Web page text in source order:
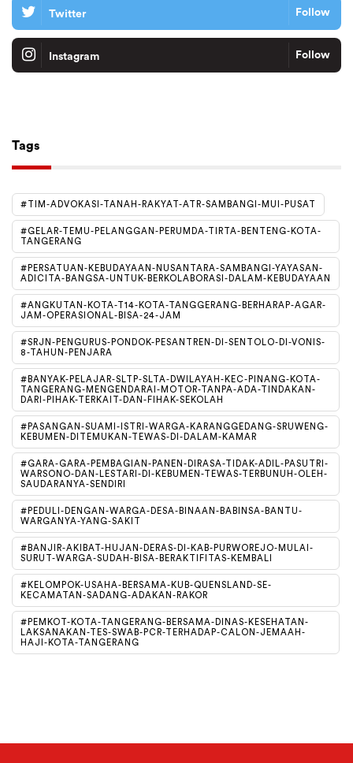
Twitter Follow
Instagram Follow
Tags
#TIM-ADVOKASI-TANAH-RAKYAT-ATR-SAMBANGI-MUI-PUSAT
#GELAR-TEMU-PELANGGAN-PERUMDA-TIRTA-BENTENG-KOTA-
TANGERANG
#PERSATUAN-KEBUDAYAAN-NUSANTARA-SAMBANGI-YAYASAN-
ADICITA-BANGSA-UNTUK-BERKOLABORASI-DALAM-KEBUDAYAAN
#ANGKUTAN-KOTA-T14-KOTA-TANGGERANG-BERHARAP-AGAR-
JAM-OPERASIONAL-BISA-24-JAM
#SRJN-PENGURUS-PONDOK-PESANTREN-DI-SENTOLO-DI-VONIS-
8-TAHUN-PENJARA
#BANYAK-PELAJAR-SLTP-SLTA-DWILAYAH-KEC-PINANG-KOTA-
TANGERANG-MENGENDARAI-MOTOR-TANPA-ADA-TINDAKAN-
DARI-PIHAK-TERKAIT-DAN-FIHAK-SEKOLAH
#PASANGAN-SUAMI-ISTRI-WARGA-KARANGGEDANG-SRUWENG-
KEBUMEN-DITEMUKAN-TEWAS-DI-DALAM-KAMAR
#GARA-GARA-PEMBAGIAN-PANEN-DIRASA-TIDAK-ADIL-PASUTRI-
WARSONO-DAN-LESTARI-DI-KEBUMEN-TEWAS-TERBUNUH-OLEH-
SAUDARANYA-SENDIRI
#PEDULI-DENGAN-WARGA-DESA-BINAAN-BABINSA-BANTU-
WARGANYA-YANG-SAKIT
#BANJIR-AKIBAT-HUJAN-DERAS-DI-KAB-PURWOREJO-MULAI-
SURUT-WARGA-SUDAH-BISA-BERAKTIFITAS-KEMBALI
#KELOMPOK-USAHA-BERSAMA-KUB-QUENSLAND-SE-
KECAMATAN-SADANG-ADAKAN-RAKOR
#PEMKOT-KOTA-TANGERANG-BERSAMA-DINAS-KESEHATAN-
LAKSANAKAN-TES-SWAB-PCR-TERHADAP-CALON-JEMAAH-
HAJI-KOTA-TANGERANG